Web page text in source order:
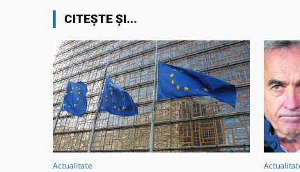
CITEȘTE ȘI...
Actualitate